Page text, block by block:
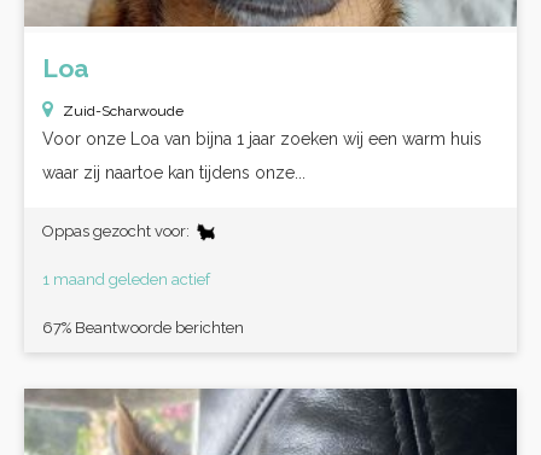
Loa
Zuid-Scharwoude
Voor onze Loa van bijna 1 jaar zoeken wij een warm huis
waar zij naartoe kan tijdens onze...
Oppas gezocht voor:
1 maand geleden actief
67% Beantwoorde berichten